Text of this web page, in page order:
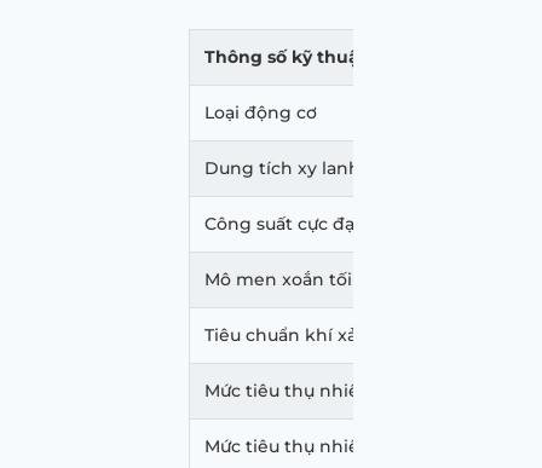
Thông số kỹ thuật
Loại động cơ
Dung tích xy lanh (cc)
Công suất cực đại (mã lực/vòng/phút)
Mô men xoắn tối đa (Nm/vòng/phút)
Tiêu chuẩn khí xả
Mức tiêu thụ nhiên liệu trong đô thị
Mức tiêu thụ nhiên liệu ngoài đô thị